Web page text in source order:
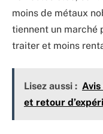
moins de métaux
tiennent un marché
traiter et moins
Lisez aussi :
et retour